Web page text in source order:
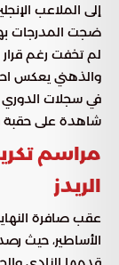
إلى الملاعب
ضجت المدرجات
لم تخفت رغم
والذهني يعكس
في سجلات الدوري
شاهدة على حقبة
مراسم
الريدز
عقب صافرة
الأساطير، حيث